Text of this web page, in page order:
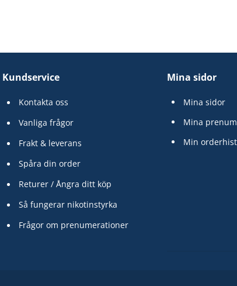
Kundservice
Kontakta oss
Vanliga frågor
Frakt & leverans
Spåra din order
Returer / Ångra ditt köp
Så fungerar nikotinstyrka
Frågor om prenumerationer
Mina sidor
Mina sidor
Mina
Min